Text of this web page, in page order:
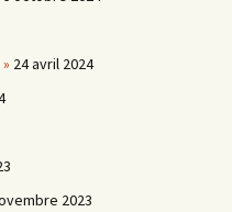
24 avril 2024
2023